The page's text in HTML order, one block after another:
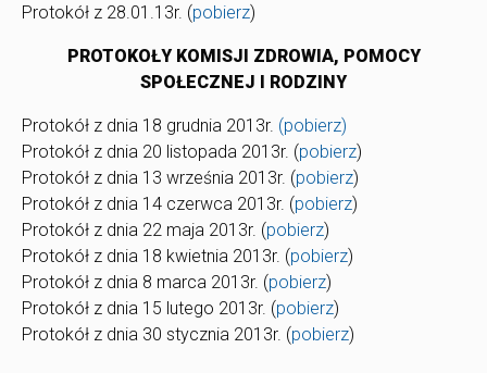
Protokół z 28.01.13r. (pobierz)
PROTOKOŁY KOMISJI ZDROWIA, POMOCY
SPOŁECZNEJ I RODZINY
Protokół z dnia 18 grudnia 2013r. (pobierz)
Protokół z dnia 20 listopada 2013r. (pobierz)
Protokół z dnia 13 września 2013r. (pobierz)
Protokół z dnia 14 czerwca 2013r. (pobierz)
Protokół z dnia 22 maja 2013r. (pobierz)
Protokół z dnia 18 kwietnia 2013r. (pobierz)
Protokół z dnia 8 marca 2013r. (pobierz)
Protokół z dnia 15 lutego 2013r. (pobierz)
Protokół z dnia 30 stycznia 2013r. (pobierz)